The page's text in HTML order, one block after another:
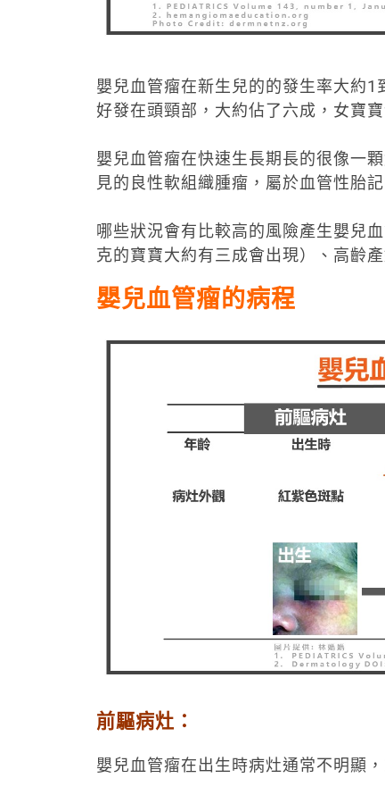
嬰兒血管瘤在新生兒的的發生率大約
好發在頭頸部，大約佔了六成，女寶
嬰兒血管瘤在快速生長期長的很像一
見的良性軟組織腫瘤，屬於血管性胎記
哪些狀況會有比較高的風險產生嬰兒
克的寶寶大約有三成會出現）、高齡
嬰兒血管瘤的病程
前驅病灶：
嬰兒血管瘤在出生時病灶通常不明顯